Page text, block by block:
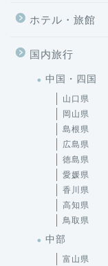
ホテル・旅館
国内旅行
中国・四国
山口県
岡山県
島根県
広島県
徳島県
愛媛県
香川県
高知県
鳥取県
中部
富山県